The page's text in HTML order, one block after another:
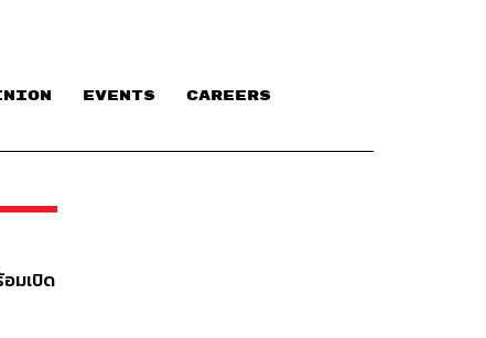
EVENTS CAREERS
มเปิด